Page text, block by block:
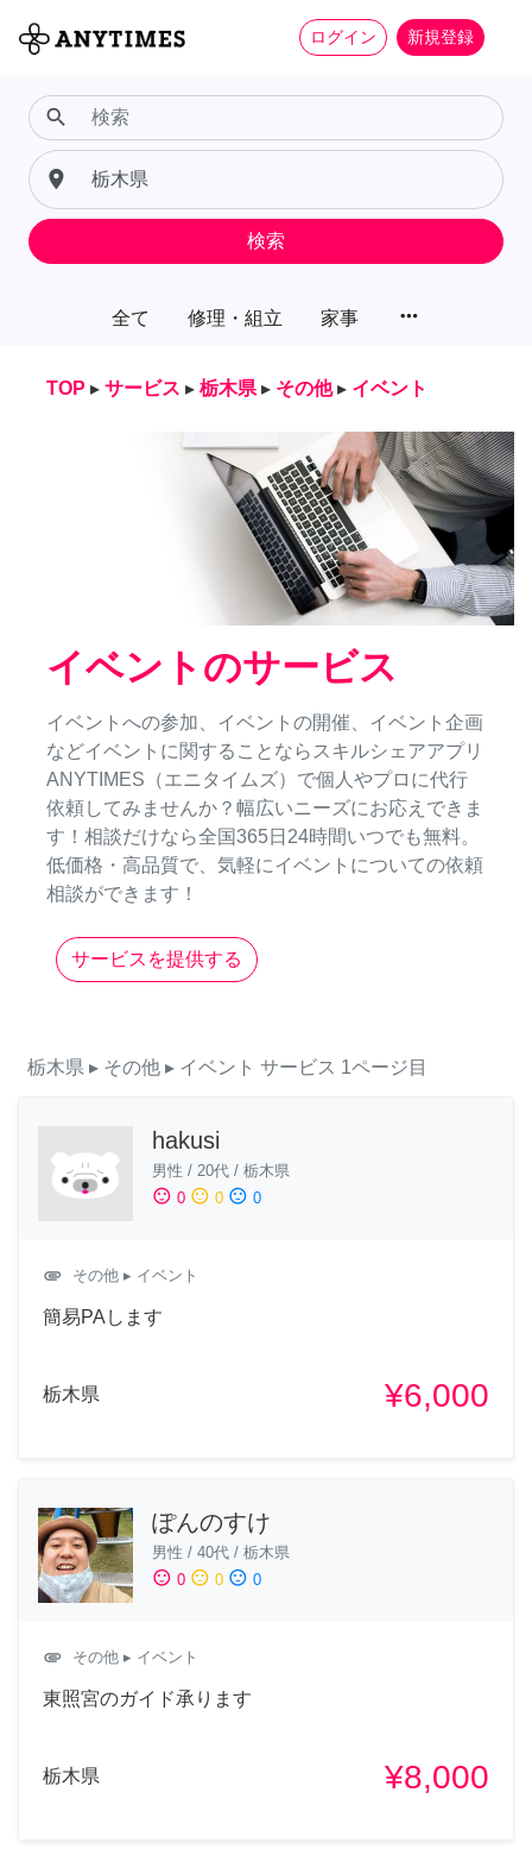
ログイン 新規登録
全て 修理・組立 家事 more_horiz
search
place
検索
TOP ▸ サービス ▸ 栃木県 ▸ その他 ▸ イベント
イベントのサービス
イベントへの参加、イベントの開催、イベント企画
などイベントに関することならスキルシェアアプリ
ANYTIMES（エニタイムズ）で個人やプロに代行
依頼してみませんか？幅広いニーズにお応えできま
す！相談だけなら全国365日24時間いつでも無料。
低価格・高品質で、気軽にイベントについての依頼
相談ができます！
サービスを提供する
栃木県 ▸ その他 ▸ イベント サービス 1ページ目
hakusi
男性 / 20代 / 栃木県
sentiment_satisfied 0 sentiment_neutral 0 sentiment_dissatisfied 0
attachment その他 ▸ イベント
簡易PAします
栃木県 ¥6,000
ぽんのすけ
男性 / 40代 / 栃木県
sentiment_satisfied 0 sentiment_neutral 0 sentiment_dissatisfied 0
attachment その他 ▸ イベント
東照宮のガイド承ります
栃木県 ¥8,000